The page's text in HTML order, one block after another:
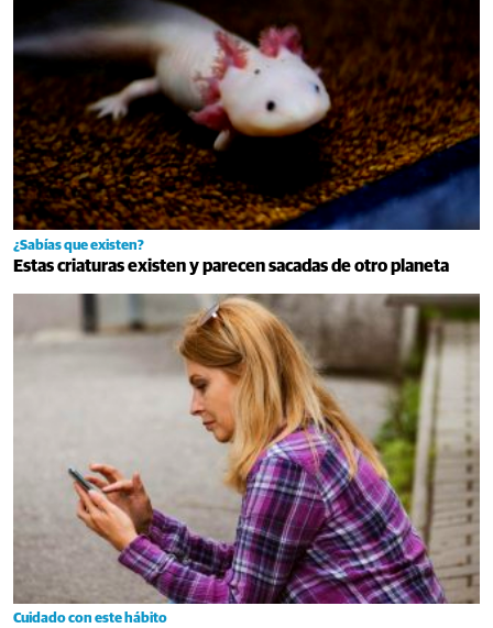
¿Sabías que existen?
Estas criaturas existen y parecen sacadas de otro planeta
Cuidado con este hábito